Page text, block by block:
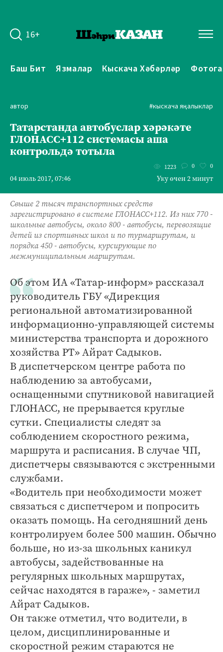
16+
Баш Бит Язмалар Кыскача Хәбәрләр
автор #кыскача яңалыклар
Татарстанда автобуслар хәрәкәте
ГЛОНАСС+112 системасы аша
контрольдә тотыла
04 июль 2017, 07:46
1223 0 0
Уку өчен 2 минут
Свыше 2 тысяч транспортных средств
зарегистрировано в системе ГЛОНАСС+112. Из них 770 -
школьные автобусы, около 800 - автобусы, перевозящие
детей из спортивных школ и по турмаршрутам, и
порядка 450 - автобусы, курсирующие по
межмуниципальным маршрутам.
Об этом ИА «Татар-информ» рассказал
руководитель ГБУ «Дирекция
региональной автоматизированной
информационно-управляющей системы
министерства транспорта и дорожного
хозяйства РТ» Айрат Садыков.
В диспетчерском центре работа по
наблюдению за автобусами,
оснащенными спутниковой навигацией
ГЛОНАСС, не прерывается круглые
сутки. Специалисты следят за
соблюдением скоростного режима,
маршрута и расписания. В случае ЧП,
диспетчеры связываются с экстренными
службами.
«Водитель при необходимости может
связаться с диспетчером и попросить
оказать помощь. На сегодняшний день
контролируем более 500 машин. Обычно
больше, но из-за школьных каникул
автобусы, задействованные на
регулярных школьных маршрутах,
сейчас находятся в гараже», - заметил
Айрат Садыков.
Он также отметил, что водители, в
целом, дисциплинированные и
скоростной режим стараются не